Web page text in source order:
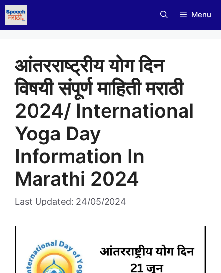
Skip
to
content
Menu
आंतरराष्ट्रीय योग दिन
विषयी संपूर्ण माहिती मराठी
2024/ International
Yoga Day
Information In
Marathi 2024
Last Updated: 24/05/2024